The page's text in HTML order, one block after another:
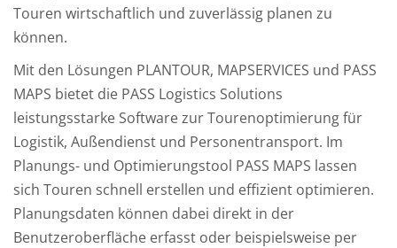
Touren wirtschaftlich und zuverlässig planen zu
können.
Mit den Lösungen PLANTOUR, MAPSERVICES und PASS
MAPS bietet die PASS Logistics Solutions
leistungsstarke Software zur Tourenoptimierung für
Logistik, Außendienst und Personentransport. Im
Planungs- und Optimierungstool PASS MAPS lassen
sich Touren schnell erstellen und effizient optimieren.
Planungsdaten können dabei direkt in der
Benutzeroberfläche erfasst oder beispielsweise per